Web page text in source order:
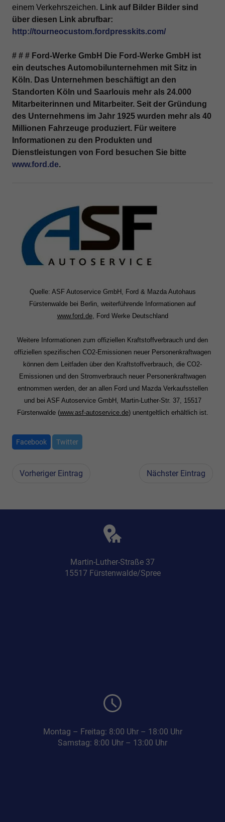
einem Verkehrszeichen. Link auf Bilder Bilder sind
über diesen Link abrufbar:
http://tourneocustom.fordpresskits.com/
# # # Ford-Werke GmbH
Die Ford-Werke GmbH ist
ein deutsches Automobilunternehmen mit Sitz in
Köln. Das Unternehmen beschäftigt an den
Standorten Köln und Saarlouis mehr als 24.000
Mitarbeiterinnen und Mitarbeiter. Seit der Gründung
des Unternehmens im Jahr 1925 wurden mehr als 40
Millionen Fahrzeuge produziert. Für weitere
Informationen zu den Produkten und
Dienstleistungen von Ford besuchen Sie bitte
www.ford.de.
Quelle: ASF Autoservice GmbH, Ford & Mazda Autohaus
Fürstenwalde bei Berlin, weiterführende Informationen auf
www.ford.de, Ford Werke Deutschland
Weitere Informationen zum offiziellen Kraftstoffverbrauch und den
offiziellen spezifischen CO2-Emissionen neuer Personenkraftwagen
können dem Leitfaden über den Kraftstoffverbrauch, die CO2-
Emissionen und den Stromverbrauch neuer Personenkraftwagen
entnommen werden, der an allen Ford und Mazda Verkaufsstellen
und bei ASF Autoservice GmbH, Martin-Luther-Str. 37, 15517
Fürstenwalde (www.asf-autoservice.de) unentgeltlich erhältlich ist.
Facebook Twitter
Vorheriger Eintrag Nächster Eintrag
Martin-Luther-Straße 37
15517 Fürstenwalde/Spree
Montag – Freitag: 8:00 Uhr – 18:00 Uhr
Samstag: 8:00 Uhr – 13:00 Uhr